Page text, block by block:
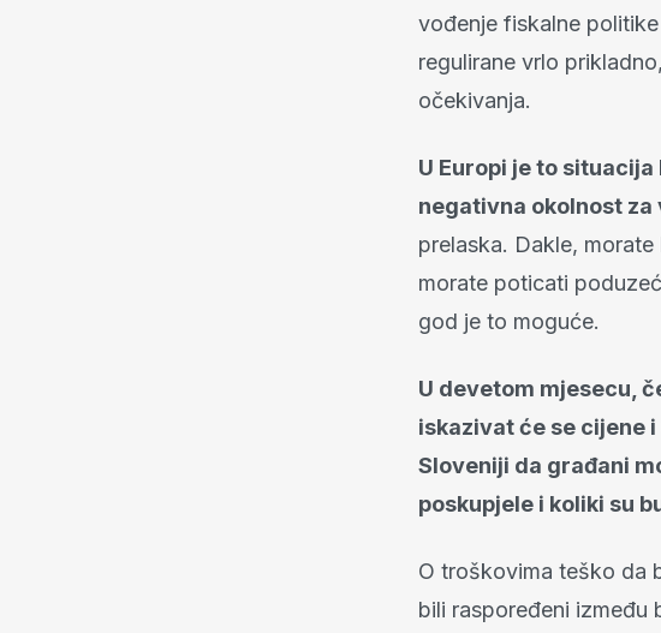
vođenje fiskalne
regulirane vrlo
očekivanja.
U Europi je to
negativna okolnost za
prelaska. Dakle,
morate poticati
god je to moguće.
U devetom mjesecu,
iskazivat će se cijene
Sloveniji da građani
poskupjele i koliki su
O troškovima teško da
bili raspoređeni između